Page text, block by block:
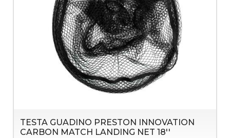
TESTA GUADINO PRESTON INNOVATION
CARBON MATCH LANDING NET 18''